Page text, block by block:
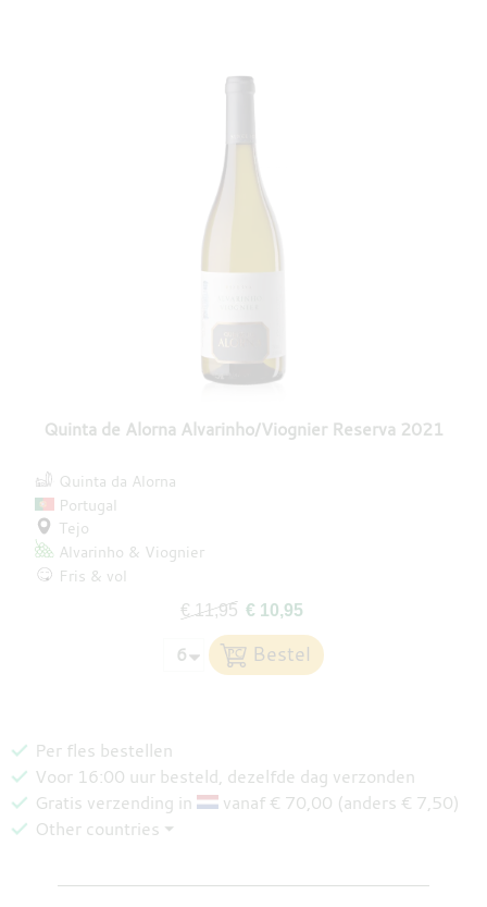
Quinta de Alorna Alvarinho/Viognier Reserva 2021
Quinta da Alorna
Portugal
Tejo
Alvarinho
Viognier
Fris & vol
€ 11,95 € 10,95
Per fles bestellen
Voor 16:00 uur besteld, dezelfde dag verzonden
Gratis verzending in
vanaf € 70,00 (anders € 7,50)
Other countries ⏷